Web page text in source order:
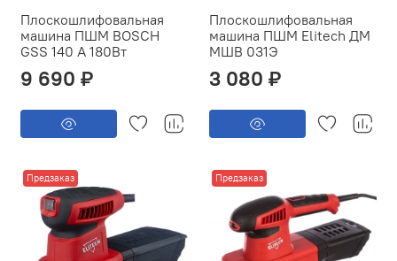
Плоскошлифовальная
машина ПШМ BOSCH
GSS 140 A 180Вт
9 690 ₽
Плоскошлифовальная
машина ПШМ Elitech ДМ
МШВ 031Э
3 080 ₽
Предзаказ Предзаказ